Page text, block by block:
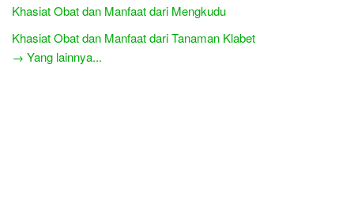
Khasiat Obat dan Manfaat dari Mengkudu
Khasiat Obat dan Manfaat dari Tanaman Klabet
→ Yang lainnya...